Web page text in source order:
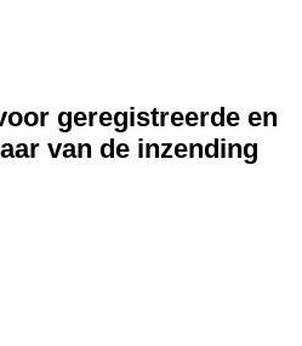
geregistreerde en
van de inzending